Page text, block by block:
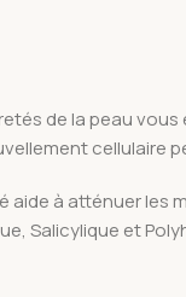
de la peau
cellulaire
aide à atténuer les
Salicylique et